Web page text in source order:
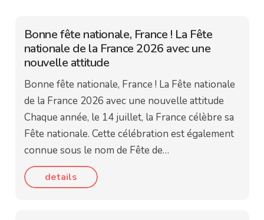
Bonne fête nationale, France ! La Fête
nationale de la France 2026 avec une
nouvelle attitude
Bonne fête nationale, France ! La Fête nationale
de la France 2026 avec une nouvelle attitude
Chaque année, le 14 juillet, la France célèbre sa
Fête nationale. Cette célébration est également
connue sous le nom de Fête de…
details